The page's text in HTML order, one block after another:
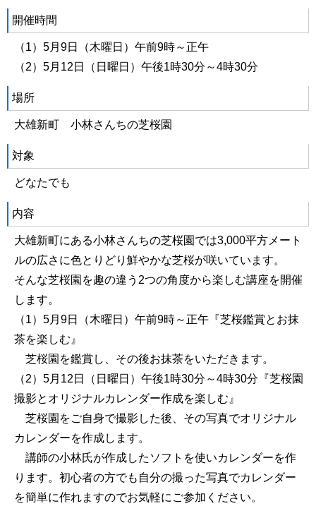
開催時間
（1）5月9日（木曜日）午前9時～正午
（2）5月12日（日曜日）午後1時30分～4時30分
場所
大雄新町 小林さんちの芝桜園
対象
どなたでも
内容
大雄新町にある小林さんちの芝桜園では3,000平方メート
ルの広さに色とりどり鮮やかな芝桜が咲いています。
そんな芝桜園を趣の違う2つの角度から楽しむ講座を開催
します。
（1）5月9日（木曜日）午前9時～正午『芝桜鑑賞とお抹
茶を楽しむ』
芝桜園を鑑賞し、その後お抹茶をいただきます。
（2）5月12日（日曜日）午後1時30分～4時30分『芝桜園
撮影とオリジナルカレンダー作成を楽しむ』
芝桜園をご自身で撮影した後、その写真でオリジナル
カレンダーを作成します。
講師の小林氏が作成したソフトを使いカレンダーを作
ります。初心者の方でも自分の撮った写真でカレンダー
を簡単に作れますのでお気軽にご参加ください。